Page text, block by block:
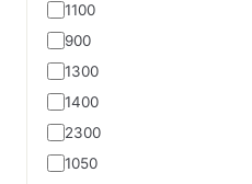
1100
900
1300
1400
2300
1050